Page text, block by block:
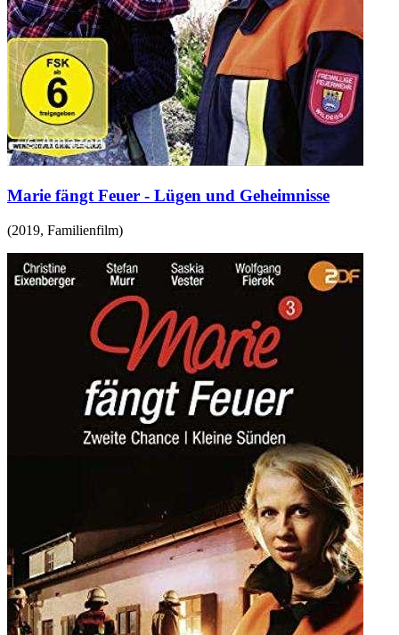
Marie fängt Feuer - Lügen und Geheimnisse
(2019, Familienfilm)